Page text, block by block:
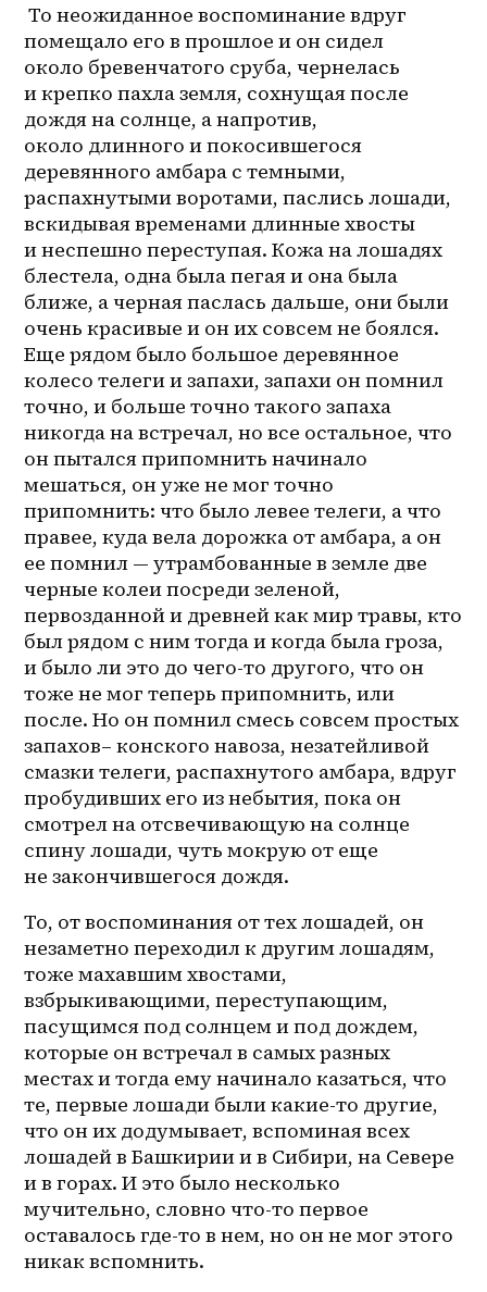
То неожиданное воспоминание вдруг
помещало его в прошлое и он сидел
около бревенчатого сруба, чернелась
и крепко пахла земля, сохнущая после
дождя на солнце, а напротив,
около длинного и покосившегося
деревянного амбара с темными,
распахнутыми воротами, паслись лошади,
вскидывая временами длинные хвосты
и неспешно переступая. Кожа на лошадях
блестела, одна была пегая и она была
ближе, а черная паслась дальше, они были
очень красивые и он их совсем не боялся.
Еще рядом было большое деревянное
колесо телеги и запахи, запахи он помнил
точно, и больше точно такого запаха
никогда на встречал, но все остальное, что
он пытался припомнить начинало
мешаться, он уже не мог точно
припомнить: что было левее телеги, а что
правее, куда вела дорожка от амбара, а он
ее помнил — утрамбованные в земле две
черные колеи посреди зеленой,
первозданной и древней как мир травы, кто
был рядом с ним тогда и когда была гроза,
и было ли это до чего-то другого, что он
тоже не мог теперь припомнить, или
после. Но он помнил смесь совсем простых
запахов– конского навоза, незатейливой
смазки телеги, распахнутого амбара, вдруг
пробудивших его из небытия, пока он
смотрел на отсвечивающую на солнце
спину лошади, чуть мокрую от еще
не закончившегося дождя.
То, от воспоминания от тех лошадей, он
незаметно переходил к другим лошадям,
тоже махавшим хвостами,
взбрыкивающими, переступающим,
пасущимся под солнцем и под дождем,
которые он встречал в самых разных
местах и тогда ему начинало казаться, что
те, первые лошади были какие-то другие,
что он их додумывает, вспоминая всех
лошадей в Башкирии и в Сибири, на Севере
и в горах. И это было несколько
мучительно, словно что-то первое
оставалось где-то в нем, но он не мог этого
никак вспомнить.